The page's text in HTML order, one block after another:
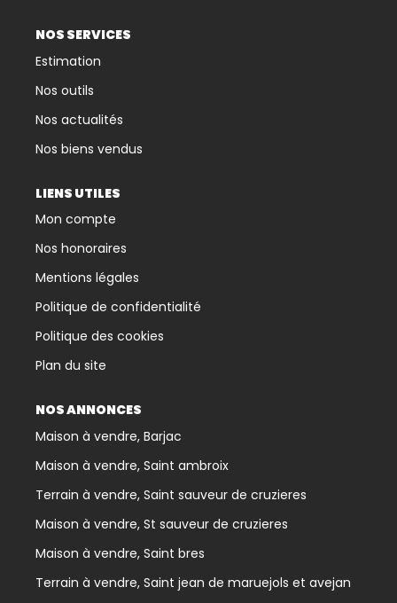
NOS SERVICES
Estimation
Nos outils
Nos actualités
Nos biens vendus
LIENS UTILES
Mon compte
Nos honoraires
Mentions légales
Politique de confidentialité
Politique des cookies
Plan du site
NOS ANNONCES
Maison à vendre, Barjac
Maison à vendre, Saint ambroix
Terrain à vendre, Saint sauveur de cruzieres
Maison à vendre, St sauveur de cruzieres
Maison à vendre, Saint bres
Terrain à vendre, Saint jean de maruejols et avejan